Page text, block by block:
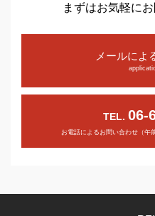
まずはお気軽に
メールによ
TEL. 06-
お電話によるお問い合わせ（午